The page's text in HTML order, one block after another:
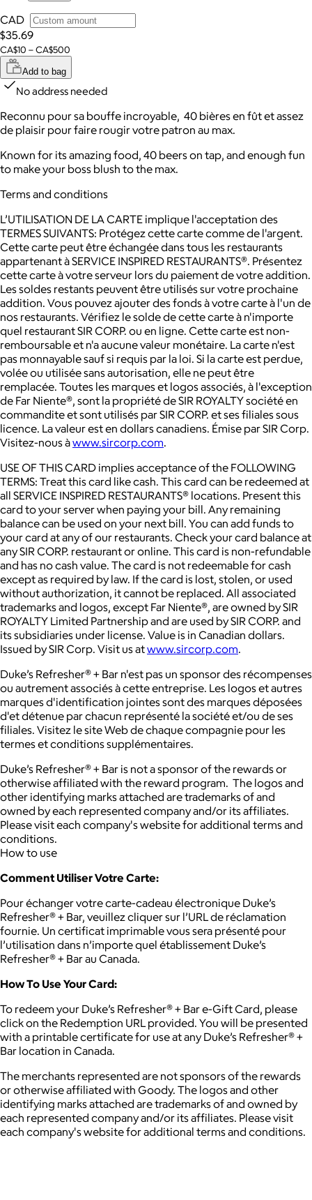
CAD
$35.69
CA$10 – CA$500
Add to bag
No address needed
Reconnu pour sa bouffe incroyable, 40 bières en fût et assez
de plaisir pour faire rougir votre patron au max.
Known for its amazing food, 40 beers on tap, and enough fun
to make your boss blush to the max.
Terms and conditions
L’UTILISATION DE LA CARTE implique l'acceptation des
TERMES SUIVANTS: Protégez cette carte comme de l'argent.
Cette carte peut être échangée dans tous les restaurants
appartenant à SERVICE INSPIRED RESTAURANTS®. Présentez
cette carte à votre serveur lors du paiement de votre addition.
Les soldes restants peuvent être utilisés sur votre prochaine
addition. Vous pouvez ajouter des fonds à votre carte à l'un de
nos restaurants. Vérifiez le solde de cette carte à n'importe
quel restaurant SIR CORP. ou en ligne. Cette carte est non-
remboursable et n'a aucune valeur monétaire. La carte n'est
pas monnayable sauf si requis par la loi. Si la carte est perdue,
volée ou utilisée sans autorisation, elle ne peut être
remplacée. Toutes les marques et logos associés, à l'exception
de Far Niente®, sont la propriété de SIR ROYALTY société en
commandite et sont utilisés par SIR CORP. et ses filiales sous
licence. La valeur est en dollars canadiens. Émise par SIR Corp.
Visitez-nous àwww.sircorp.com.
USE OF THIS CARD implies acceptance of the FOLLOWING
TERMS: Treat this card like cash. This card can be redeemed at
all SERVICE INSPIRED RESTAURANTS® locations. Present this
card to your server when paying your bill. Any remaining
balance can be used on your next bill. You can add funds to
your card at any of our restaurants. Check your card balance at
any SIR CORP. restaurant or online. This card is non-refundable
and has no cash value. The card is not redeemable for cash
except as required by law. If the card is lost, stolen, or used
without authorization, it cannot be replaced. All associated
trademarks and logos, except Far Niente®, are owned by SIR
ROYALTY Limited Partnership and are used by SIR CORP. and
its subsidiaries under license. Value is in Canadian dollars.
Issued by SIR Corp. Visit us atwww.sircorp.com.
Duke’s Refresher® + Bar n'est pas un sponsor des récompenses
ou autrement associés à cette entreprise. Les logos et autres
marques d'identification jointes sont des marques déposées
d'et détenue par chacun représenté la société et/ou de ses
filiales. Visitez le site Web de chaque compagnie pour les
termes et conditions supplémentaires.
Duke’s Refresher® + Bar is not a sponsor of the rewards or
otherwise affiliated with the reward program. The logos and
other identifying marks attached are trademarks of and
owned by each represented company and/or its affiliates.
Please visit each company's website for additional terms and
conditions.
How to use
Comment Utiliser Votre Carte:
Pour échanger votre carte-cadeau électronique Duke’s
Refresher® + Bar, veuillez cliquer sur l’URL de réclamation
fournie. Un certificat imprimable vous sera présenté pour
l’utilisation dans n’importe quel établissement Duke’s
Refresher® + Bar au Canada.
How To Use Your Card:
To redeem your Duke’s Refresher® + Bar e-Gift Card, please
click on the Redemption URL provided. You will be presented
with a printable certificate for use at any Duke’s Refresher® +
Bar location in Canada.
The merchants represented are not sponsors of the rewards
or otherwise affiliated with Goody. The logos and other
identifying marks attached are trademarks of and owned by
each represented company and/or its affiliates. Please visit
each company's website for additional terms and conditions.